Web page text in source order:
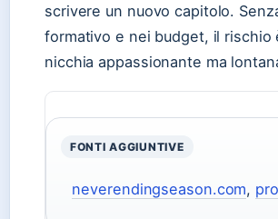
scrivere un nuovo capitolo.
formativo e nei budget, il
nicchia appassionante ma
FONTI AGGIUNTIVE
neverendingseason.com,